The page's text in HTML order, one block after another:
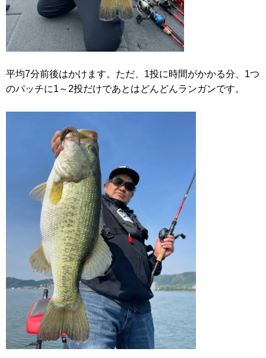
平均7分前後はかけます。ただ、1投に時間がかかる分、1つ
のパッチに1～2投だけであとはどんどんランガンです。